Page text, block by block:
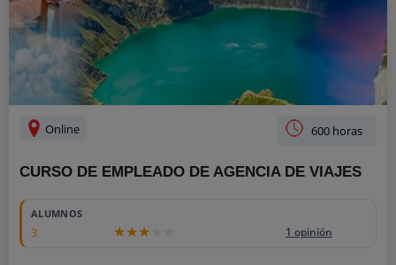
Online 600 horas
CURSO DE EMPLEADO DE AGENCIA DE VIAJES
ALUMNOS
3 1 opinión